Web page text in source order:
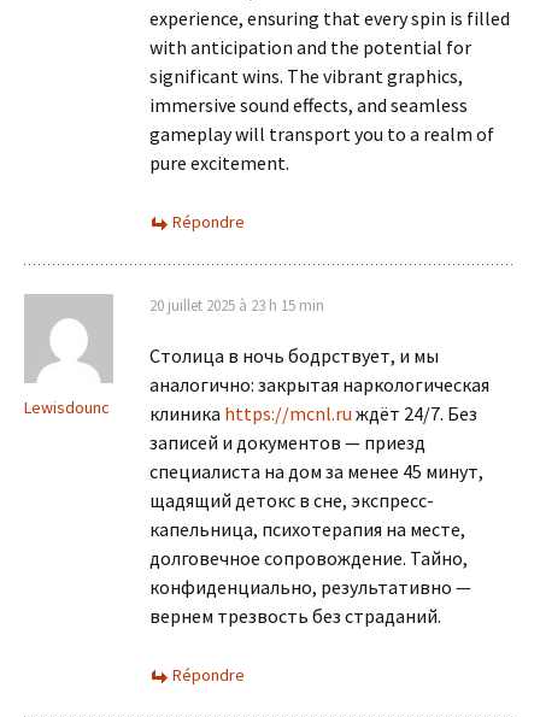
experience, ensuring that every spin is filled
with anticipation and the potential for
significant wins. The vibrant graphics,
immersive sound effects, and seamless
gameplay will transport you to a realm of
pure excitement.
Répondre
Lewisdounc
20 juillet 2025 à 23 h 15 min
Столица в ночь бодрствует, и мы
аналогично: закрытая наркологическая
клиника https://mcnl.ru ждёт 24/7. Без
записей и документов — приезд
специалиста на дом за менее 45 минут,
щадящий детокс в сне, экспресс-
капельница, психотерапия на месте,
долговечное сопровождение. Тайно,
конфиденциально, результативно —
вернем трезвость без страданий.
Répondre